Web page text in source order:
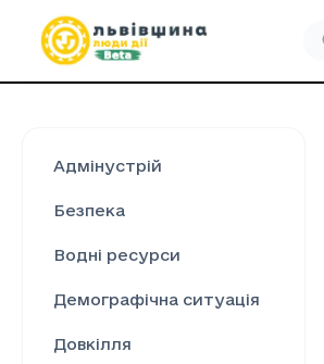
Адмінустрій
Безпека
Водні ресурси
Демографічна ситуація
Довкілля